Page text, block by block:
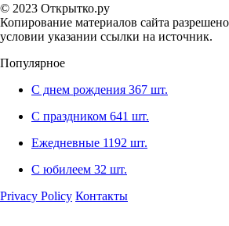
© 2023 Открытко.ру
Копирование материалов сайта
условии указании ссылки на источник.
Популярное
С днем рождения 367 шт.
С праздником 641 шт.
Ежедневные 1192 шт.
С юбилеем 32 шт.
Privacy Policy Контакты